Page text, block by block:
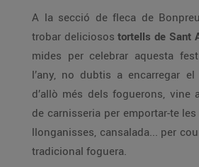
A la secció de fleca de
trobar deliciosos tortells de Sant
mides per celebrar aquesta
l’any, no dubtis a encarregar
d’allò més dels foguerons, vine
de carnisseria per emportar-te
llonganisses, cansalada... per
tradicional foguera.